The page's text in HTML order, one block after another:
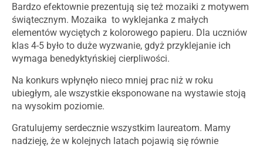
Bardzo efektownie prezentują się też mozaiki z motywem
świątecznym. Mozaika to wyklejanka z małych
elementów wyciętych z kolorowego papieru. Dla uczniów
klas 4-5 było to duże wyzwanie, gdyż przyklejanie ich
wymaga benedyktyńskiej cierpliwości.
Na konkurs wpłynęło nieco mniej prac niż w roku
ubiegłym, ale wszystkie eksponowane na wystawie stoją
na wysokim poziomie.
Gratulujemy serdecznie wszystkim laureatom. Mamy
nadzieję, że w kolejnych latach pojawią się równie